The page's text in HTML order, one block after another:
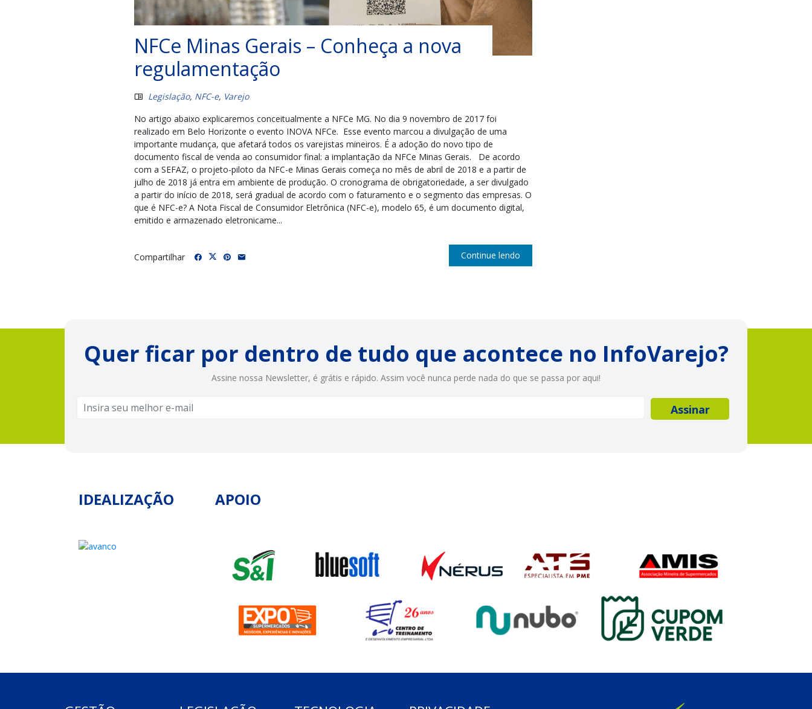
NFCe Minas Gerais – Conheça a nova
regulamentação
Legislação, NFC-e, Varejo
No artigo abaixo explicaremos conceitualmente a NFCe MG. No dia 9 novembro de 2017 foi
realizado em Belo Horizonte o evento INOVA NFCe. Esse evento marcou a divulgação de uma
importante mudança, que afetará todos os varejistas mineiros. É a adoção do novo tipo de
documento fiscal de venda ao consumidor final: a implantação da NFCe Minas Gerais. De acordo
com a SEFAZ, o projeto-piloto da NFC-e Minas Gerais começa no mês de abril de 2018 e a partir de
julho de 2018 já entra em ambiente de produção. O cronograma de obrigatoriedade, a ser divulgado
a partir do início de 2018, será gradual de acordo com o faturamento e o segmento das empresas. O
que é NFC-e? A Nota Fiscal de Consumidor Eletrônica (NFC-e), modelo 65, é um documento digital,
emitido e armazenado eletronicame...
Continue lendo
Compartilhar
Quer ficar por dentro de tudo que acontece no InfoVarejo?
Assine nossa Newsletter, é grátis e rápido. Assim você nunca perde nada do que se passa por aqui!
IDEALIZAÇÃO APOIO